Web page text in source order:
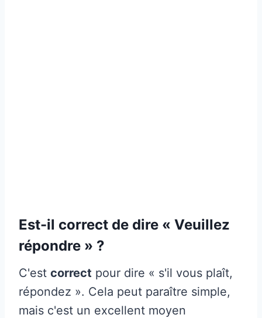
Est-il correct de dire « Veuillez
répondre » ?
C'est correct pour dire « s'il vous plaît,
répondez ». Cela peut paraître simple,
mais c'est un excellent moyen